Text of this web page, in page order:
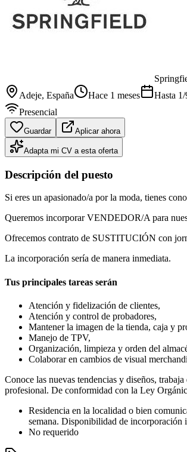
Adeje, España Hace 1 meses Hasta
Presencial
Guardar Aplicar ahora
Adapta mi CV a esta oferta
Descripción del puesto
Si eres un apasionado/a por la moda, tienes
Queremos incorporar VENDEDOR/A para
Ofrecemos contrato de SUSTITUCIÓN con
La incorporación sería de manera inmediata.
Tus principales tareas serán
Atención y fidelización de clientes,
Atención y control de probadores,
Mantener la imagen de la tienda, caja y
Manejo de TPV,
Organización, limpieza y orden del
Colaborar en cambios de visual
Conoce las nuevas tendencias y diseños,
profesional. De conformidad con la Ley
Residencia en la localidad o bien
semana. Disponibilidad de incorporación
No requerido